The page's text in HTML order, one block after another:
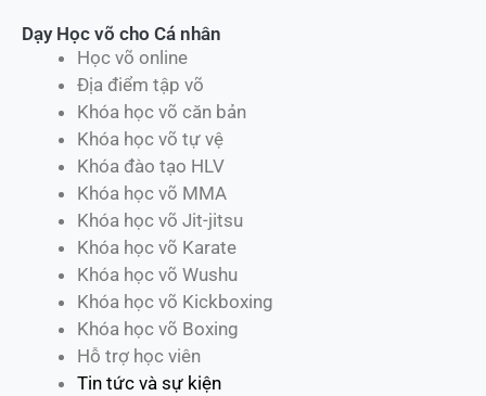
Dạy Học võ cho Cá nhân
Học võ online
Địa điểm tập võ
Khóa học võ căn bản
Khóa học võ tự vệ
Khóa đào tạo HLV
Khóa học võ MMA
Khóa học võ Jit-jitsu
Khóa học võ Karate
Khóa học võ Wushu
Khóa học võ Kickboxing
Khóa học võ Boxing
Hỗ trợ học viên
Tin tức và sự kiện